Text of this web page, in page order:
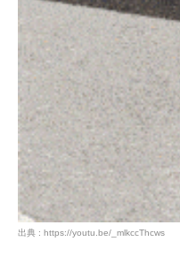
出典 : https://youtu.be/_mlkccThcws